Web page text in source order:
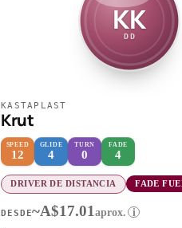
KK
DD
KASTAPLAST
Krut
SPEED
12
GLIDE
4
TURN
0
FADE
4
DRIVER DE DISTANCIA FADE
DESDE~A$17.01aprox. i